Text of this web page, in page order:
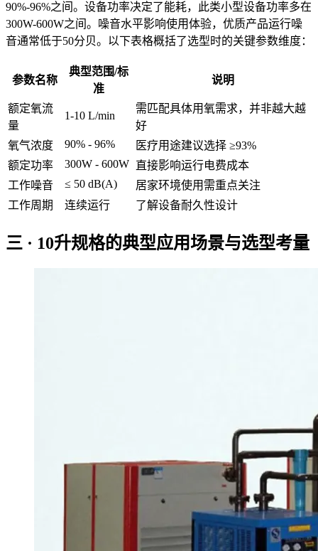
90%-96%之间。设备功率决定了能耗，此类小型设备功率多在
300W-600W之间。噪音水平影响使用体验，优质产品运行噪
音通常低于50分贝。以下表格概括了选型时的关键参数维度：
参数名称
典型范围/标
准
说明
额定氧流
量
1-10 L/min
需匹配具体用氧需求，并非越大越
好
氧气浓度
90% - 96%
医疗用途建议选择 ≥93%
额定功率
300W - 600W 直接影响运行电费成本
工作噪音
≤ 50 dB(A)
居家环境使用需重点关注
工作周期
连续运行 了解设备耐久性设计
三 · 10升规格的典型应用场景与选型考量